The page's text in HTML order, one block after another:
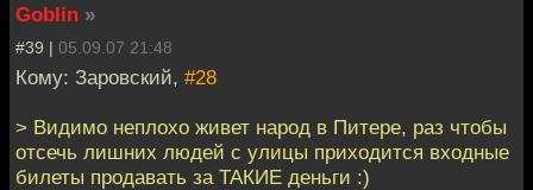
Goblin »
#39 | 05.09.07 21:48
Кому: Заровский, #28
> Видимо неплохо живет народ в Питере, раз чтобы
отсечь лишних людей с улицы приходится входные
билеты продавать за ТАКИЕ деньги :)